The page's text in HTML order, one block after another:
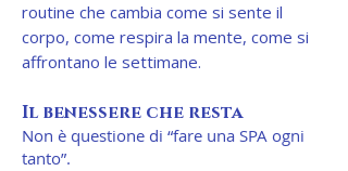
routine che cambia come si sente il
corpo, come respira la mente, come si
affrontano le settimane.
Il benessere che resta
Non è questione di “fare una SPA ogni
tanto”.